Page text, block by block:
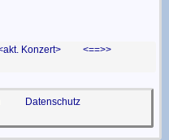
akt. Konzert
==>
Datenschutz